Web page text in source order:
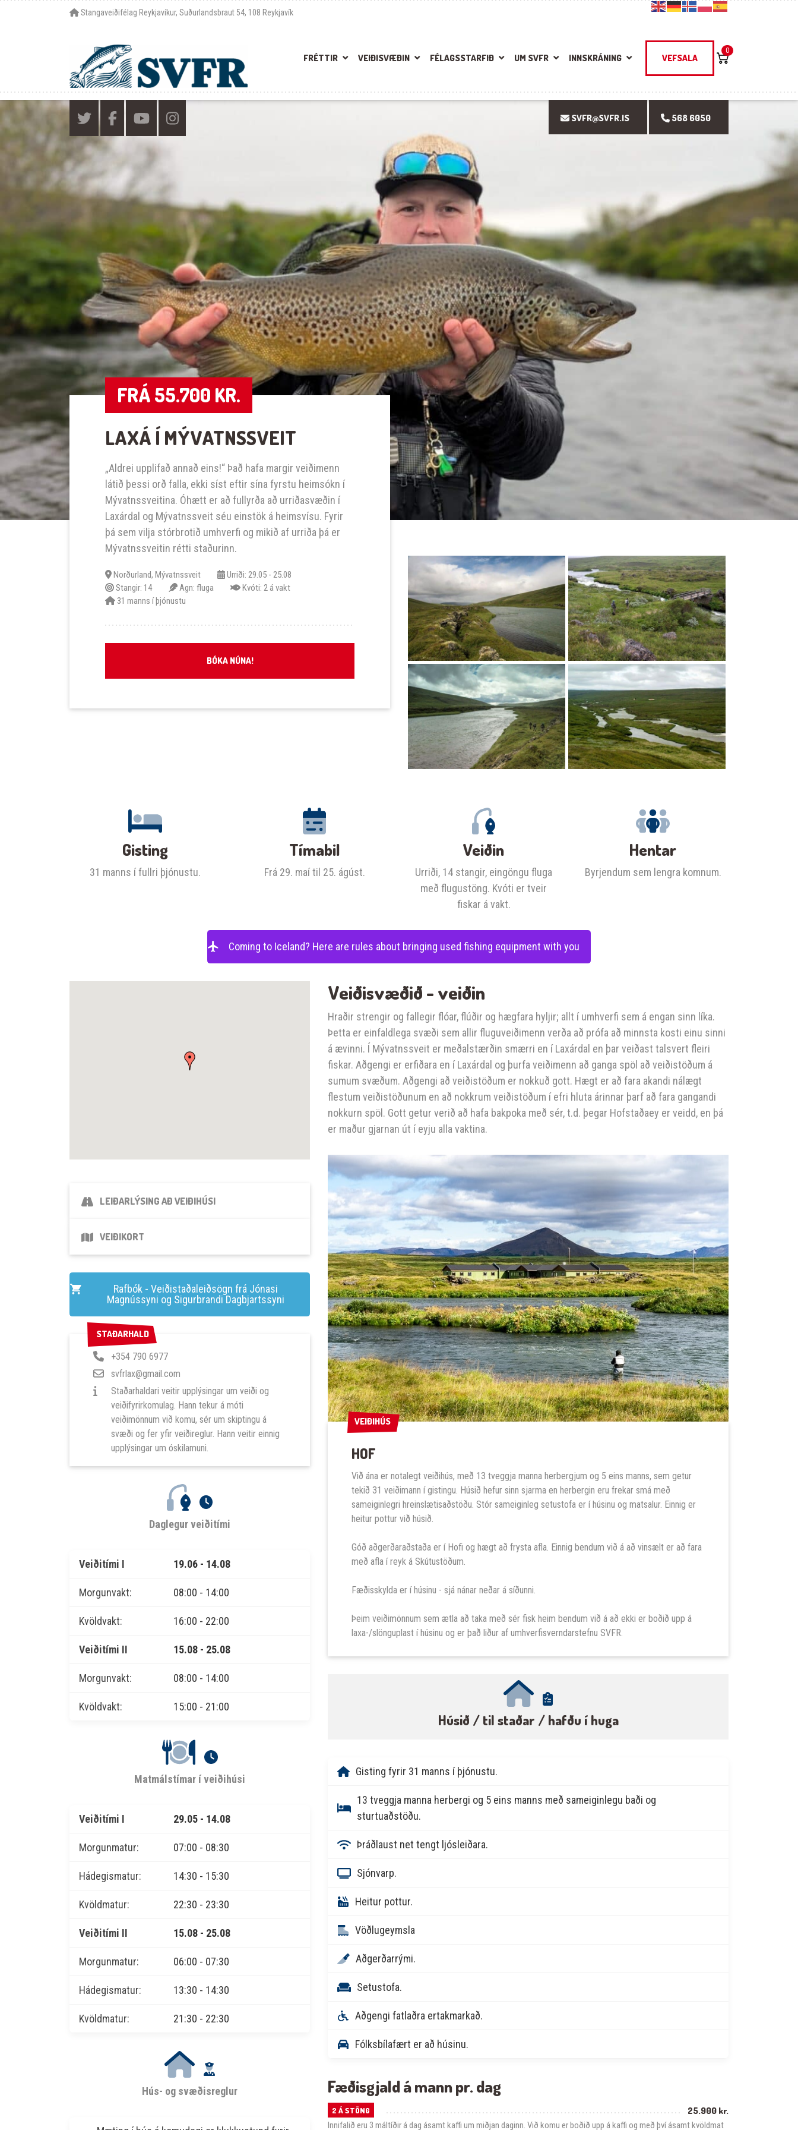
Stangaveiðifélag Reykjavíkur, Suðurlandsbraut 54, 108 Reykjavík
FRÉTTIR VEIÐISVÆÐIN FÉLAGSSTARFIÐ UM SVFR INNSKRÁNING VEFSALA
0
SVFR@SVFR.IS 568 6050
FRÁ 55.700 KR.
LAXÁ Í MÝVATNSSVEIT
„Aldrei upplifað annað eins!“ Það hafa margir veiðimenn
látið þessi orð falla, ekki síst eftir sína fyrstu heimsókn í
Mývatnssveitina. Óhætt er að fullyrða að urriðasvæðin í
Laxárdal og Mývatnssveit séu einstök á heimsvísu. Fyrir
þá sem vilja stórbrotið umhverfi og mikið af urriða þá er
Mývatnssveitin rétti staðurinn.
Norðurland, Mývatnssveit
Urriði: 29.05 - 25.08
Stangir: 14
Agn: fluga
Kvóti: 2 á vakt
31 manns í þjónustu
BÓKA NÚNA!
Gisting
31 manns í fullri þjónustu.
Tímabil
Frá 29. maí til 25. ágúst.
Veiðin
Urriði, 14 stangir, eingöngu fluga
með flugustöng. Kvóti er tveir
fiskar á vakt.
Hentar
Byrjendum sem lengra komnum.
Coming to Iceland? Here are rules about bringing used fishing equipment with you
LEIÐARLÝSING AÐ VEIÐIHÚSI
VEIÐIKORT
Rafbók - Veiðistaðaleiðsögn frá Jónasi
Magnússyni og Sigurbrandi Dagbjartssyni
STAÐARHALD
STAÐARHALD
+354 790 6977
svfrlax@gmail.com
Staðarhaldari veitir upplýsingar um veiði og
veiðifyrirkomulag. Hann tekur á móti
veiðimönnum við komu, sér um skiptingu á
svæði og fer yfir veiðireglur. Hann veitir einnig
upplýsingar um óskilamuni.
Daglegur veiðitími
Veiðitími I 19.06 - 14.08
Morgunvakt: 08:00 - 14:00
Kvöldvakt: 16:00 - 22:00
Veiðitími II 15.08 - 25.08
Morgunvakt: 08:00 - 14:00
Kvöldvakt: 15:00 - 21:00
Matmálstímar í veiðihúsi
Veiðitími I 29.05 - 14.08
Morgunmatur: 07:00 - 08:30
Hádegismatur: 14:30 - 15:30
Kvöldmatur: 22:30 - 23:30
Veiðitími II 15.08 - 25.08
Morgunmatur: 06:00 - 07:30
Hádegismatur: 13:30 - 14:30
Kvöldmatur: 21:30 - 22:30
Hús- og svæðisreglur
Veiðisvæðið - veiðin
Hraðir strengir og fallegir flóar, flúðir og hægfara hyljir; allt í umhverfi sem á engan sinn líka.
Þetta er einfaldlega svæði sem allir fluguveiðimenn verða að prófa að minnsta kosti einu sinni
á ævinni. Í Mývatnssveit er meðalstærðin smærri en í Laxárdal en þar veiðast talsvert fleiri
fiskar. Aðgengi er erfiðara en í Laxárdal og þurfa veiðimenn að ganga spöl að veiðistöðum á
sumum svæðum. Aðgengi að veiðistöðum er nokkuð gott. Hægt er að fara akandi nálægt
flestum veiðistöðunum en að nokkrum veiðistöðum í efri hluta árinnar þarf að fara gangandi
nokkurn spöl. Gott getur verið að hafa bakpoka með sér, t.d. þegar Hofstaðaey er veidd, en þá
er maður gjarnan út í eyju alla vaktina.
VEIÐIHÚS
VEIÐIHÚS
HOF
Við ána er notalegt veiðihús, með 13 tveggja manna herbergjum og 5 eins manns, sem getur
tekið 31 veiðimann í gistingu. Húsið hefur sinn sjarma en herbergin eru frekar smá með
sameiginlegri hreinslætisaðstöðu. Stór sameiginleg setustofa er í húsinu og matsalur. Einnig er
heitur pottur við húsið.
Góð aðgerðaraðstaða er í Hofi og hægt að frysta afla. Einnig bendum við á að vinsælt er að fara
með afla í reyk á Skútustöðum.
Fæðisskylda er í húsinu - sjá nánar neðar á síðunni.
Þeim veiðimönnum sem ætla að taka með sér fisk heim bendum við á að ekki er boðið upp á
laxa-/slönguplast í húsinu og er það liður af umhverfisverndarstefnu SVFR.
Húsið / til staðar / hafðu í huga
Gisting fyrir 31 manns í þjónustu.
13 tveggja manna herbergi og 5 eins manns með sameiginlegu baði og
sturtuaðstöðu.
Þráðlaust net tengt ljósleiðara.
Sjónvarp.
Heitur pottur.
Vöðlugeymsla
Aðgerðarrými.
Setustofa.
Aðgengi fatlaðra ertakmarkað.
Fólksbílafært er að húsinu.
Fæðisgjald á mann pr. dag
2 Á STÖNG 25.900 kr.
Innifalið eru 3 máltíðir á dag ásamt kaffi um miðjan daginn. Við komu er boðið upp á kaffi og með því ásamt kvöldmat